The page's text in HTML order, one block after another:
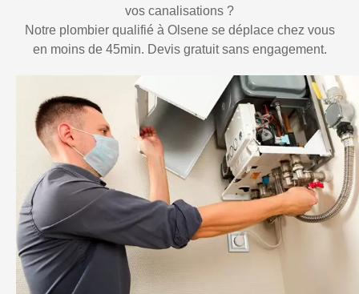
vos canalisations ?
Notre plombier qualifié à Olsene se déplace chez vous
en moins de 45min. Devis gratuit sans engagement.